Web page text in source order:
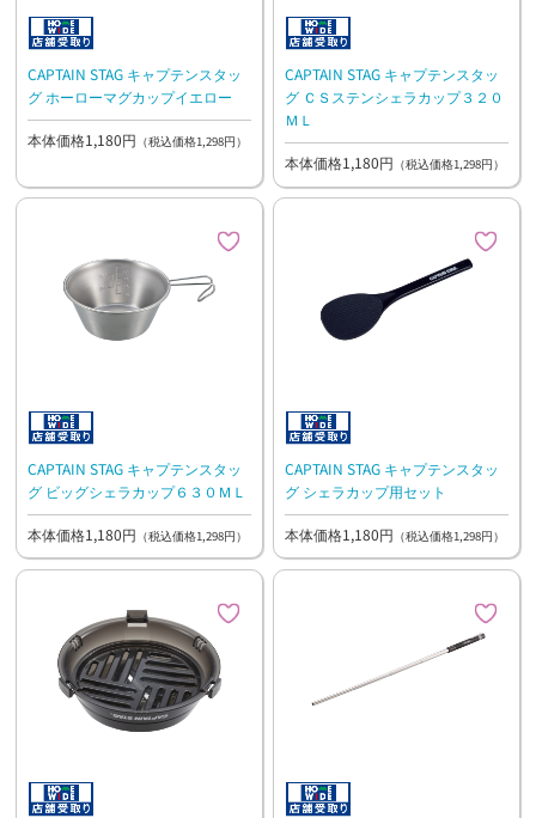
CAPTAIN STAG キャプテンスタッ
グ ホーローマグカップイエロー
本体価格1,180円 （税込価格1,298円）
CAPTAIN STAG キャプテンスタッ
グ ＣＳステンシェラカップ３２０
ＭＬ
本体価格1,180円 （税込価格1,298円）
CAPTAIN STAG キャプテンスタッ
グ ビッグシェラカップ６３０ＭＬ
本体価格1,180円 （税込価格1,298円）
CAPTAIN STAG キャプテンスタッ
グ シェラカップ用セット
本体価格1,180円 （税込価格1,298円）